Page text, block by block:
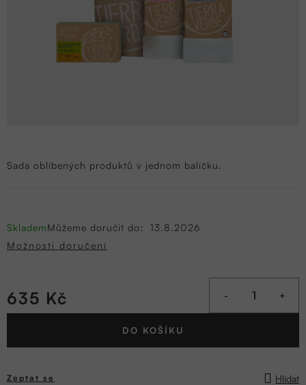
Sada oblíbených produktů v jednom balíčku.
SklademMůžeme doručit do:
13.8.2026
Možnosti doručení
635 Kč
Měrná
DO KOŠÍKU
Zeptat se Hlídat